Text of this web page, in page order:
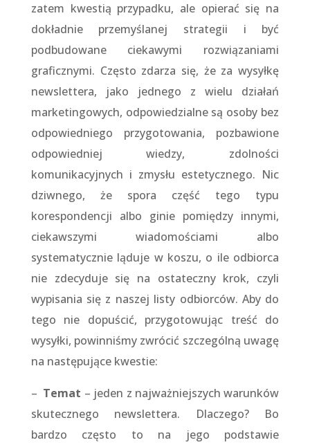
zatem kwestią przypadku, ale opierać się na
dokładnie przemyślanej strategii i być
podbudowane ciekawymi rozwiązaniami
graficznymi. Często zdarza się, że za wysyłkę
newslettera, jako jednego z wielu działań
marketingowych, odpowiedzialne są osoby bez
odpowiedniego przygotowania, pozbawione
odpowiedniej wiedzy, zdolności
komunikacyjnych i zmysłu estetycznego. Nic
dziwnego, że spora część tego typu
korespondencji albo ginie pomiędzy innymi,
ciekawszymi wiadomościami albo
systematycznie ląduje w koszu, o ile odbiorca
nie zdecyduje się na ostateczny krok, czyli
wypisania się z naszej listy odbiorców. Aby do
tego nie dopuścić, przygotowując treść do
wysyłki, powinniśmy zwrócić szczególną uwagę
na następujące kwestie:
– Temat – jeden z najważniejszych warunków
skutecznego newslettera. Dlaczego? Bo
bardzo często to na jego podstawie